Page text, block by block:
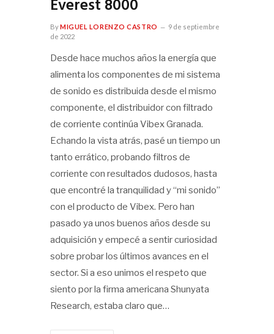
Everest 8000
ByMIGUEL LORENZO CASTRO
9 de septiembre
de 2022
Desde hace muchos años la energía que
alimenta los componentes de mi sistema
de sonido es distribuida desde el mismo
componente, el distribuidor con filtrado
de corriente continúa Vibex Granada.
Echando la vista atrás, pasé un tiempo un
tanto errático, probando filtros de
corriente con resultados dudosos, hasta
que encontré la tranquilidad y “mi sonido”
con el producto de Vibex. Pero han
pasado ya unos buenos años desde su
adquisición y empecé a sentir curiosidad
sobre probar los últimos avances en el
sector. Si a eso unimos el respeto que
siento por la firma americana Shunyata
Research, estaba claro que…